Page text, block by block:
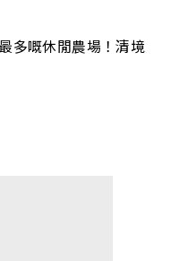
多嘅休閒農場！清境